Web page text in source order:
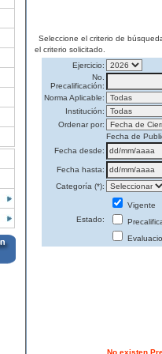
Seleccione el criterio de
el criterio solicitado.
Ejercicio:
No.
Precalificación:
Norma Aplicable:
Institución:
Ordenar por:
Fecha de
Fecha desde:
Fecha hasta:
Categoría (*):
Estado:
Vigente
No existen